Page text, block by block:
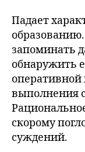
Падает
запоминать
обнаружить
выполнения
скорому
суждений.